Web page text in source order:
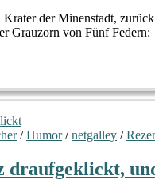
der Minenstadt,
Grauzorn von Fünf Federn:
/Humor/netgalley /
draufgeklickt,